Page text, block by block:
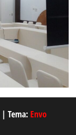
| Tema: Envo